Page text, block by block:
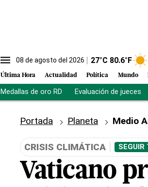
08 de agosto del 2026 27°C 80.6°F
Última Hora Actualidad Política Mundo
Medallas de oro RD Evaluación de jueces
Portada Planeta Medio
CRISIS CLIMÁTICA SEGUIR
Vaticano